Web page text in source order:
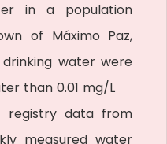
in a population
of Máximo Paz,
water were
than 0.01 mg/L
registry data from
measured water